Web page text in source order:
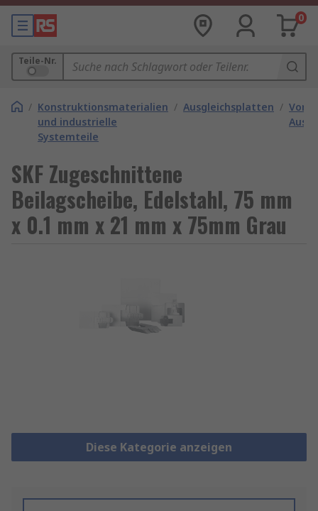
0
Teile-Nr.
/ Konstruktionsmaterialien
und industrielle
Systemteile
/ Ausgleichsplatten /
SKF Zugeschnittene
Beilagscheibe, Edelstahl, 75 mm
x 0.1 mm x 21 mm x 75mm Grau
Diese Kategorie anzeigen